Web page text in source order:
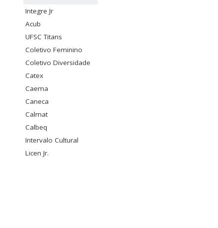
Integre Jr
Acub
UFSC Titans
Coletivo Feminino
Coletivo Diversidade
Catex
Caema
Caneca
Calmat
Calbeq
Intervalo Cultural
Licen Jr.